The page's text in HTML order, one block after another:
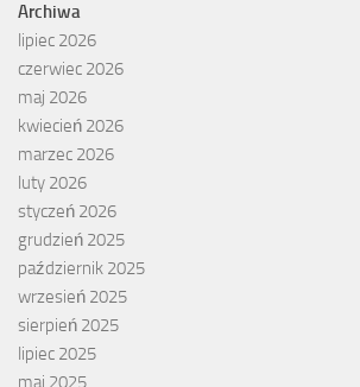
Archiwa
lipiec 2026
czerwiec 2026
maj 2026
kwiecień 2026
marzec 2026
luty 2026
styczeń 2026
grudzień 2025
październik 2025
wrzesień 2025
sierpień 2025
lipiec 2025